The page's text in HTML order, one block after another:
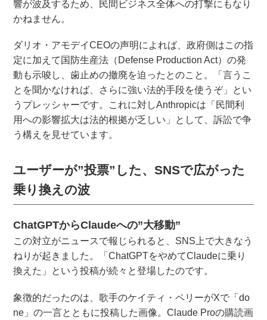
響が波及するため、民間ビジネス全体への打撃にもなり
かねません。
ダリオ・アモデイCEOの声明によれば、政府側はこの指
定に加えて国防生産法（Defense Production Act）の発
動も示唆し、歯止めの撤廃を迫ったとのこと。「言うこ
とを聞かなければ、さらに強い法的手段を使うぞ」とい
うプレッシャーです。これに対しAnthropicは「民間利
用への影響拡大は法的根拠が乏しい」として、訴訟で争
う構えを見せています。
ユーザーが”投票”した、SNSで広がった
乗り換えの波
ChatGPTからClaudeへの”大移動”
この対立がニュースで報じられると、SNS上で大きなう
ねりが起きました。「ChatGPTをやめてClaudeに乗り
換えた」という投稿が続々と登場したのです。
象徴的だったのは、歌手のケイティ・ペリーがXで「do
ne」の一言とともに投稿した画像。Claude Proの購読画